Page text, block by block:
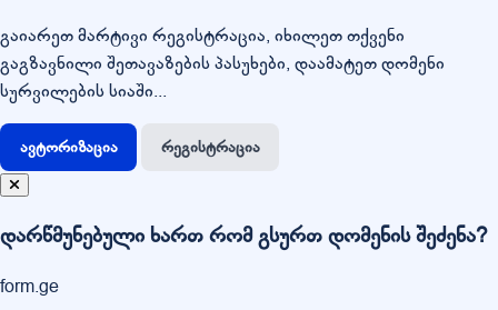
გაიარეთ მარტივი რეგისტრაცია, იხილეთ თქვენი
გაგზავნილი შეთავაზების პასუხები, დაამატეთ დომენი
სურვილების სიაში...
ავტორიზაცია რეგისტრაცია
დარწმუნებული ხართ რომ გსურთ დომენის შეძენა?
form.ge